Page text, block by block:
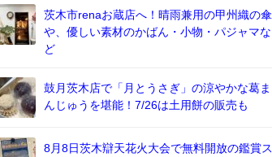
茨木市renaお蔵店へ！晴雨兼用の甲州織の傘
や、優しい素材のかばん・小物・パジャマな
ど
鼓月茨木店で「月とうさぎ」の涼やかな葛ま
んじゅうを堪能！7/26は土用餅の販売も
8月8日茨木辯天花火大会で無料開放の鑑賞ス